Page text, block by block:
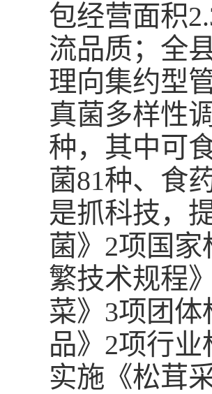
包经营面积
流品质；全
理向集约型
真菌多样性
种，其中可
菌81种、食
是抓科技，
菌》2项国
繁技术规程
菜》3项团
品》2项行
实施《松茸